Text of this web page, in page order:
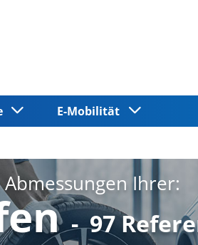
E-Mobilität
Ihrer:
- 97